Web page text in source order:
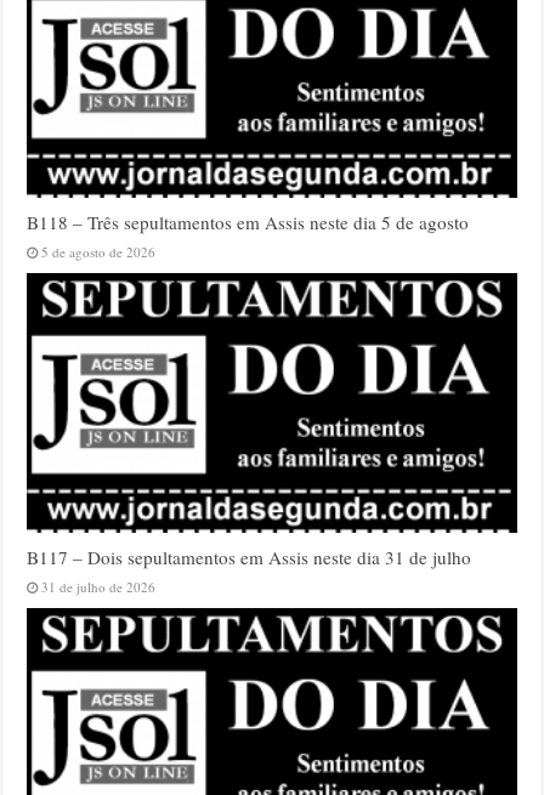
B118 – Três sepultamentos em Assis neste dia 5 de agosto
5 de agosto de 2026
B117 – Dois sepultamentos em Assis neste dia 31 de julho
31 de julho de 2026